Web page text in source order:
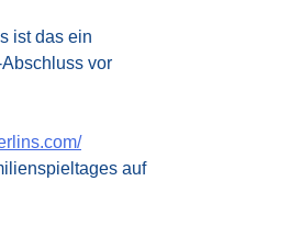
ist das ein
vor
auf